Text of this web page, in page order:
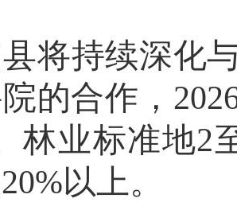
将持续深化
的合作，
林业标准地2
20%以上。